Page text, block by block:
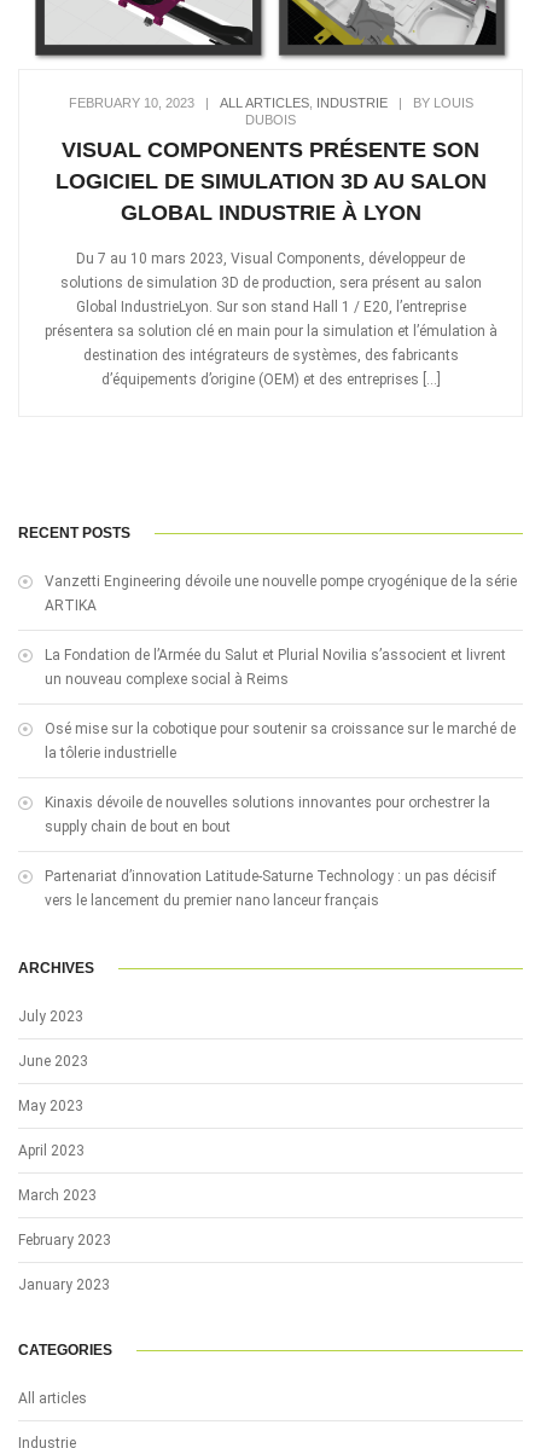
FEBRUARY 10, 2023| ALL ARTICLES, INDUSTRIE|
BY LOUIS
DUBOIS
VISUAL COMPONENTS PRÉSENTE SON
LOGICIEL DE SIMULATION 3D AU SALON
GLOBAL INDUSTRIE À LYON
Du 7 au 10 mars 2023, Visual Components, développeur de
solutions de simulation 3D de production, sera présent au salon
Global IndustrieLyon. Sur son stand Hall 1 / E20, l’entreprise
présentera sa solution clé en main pour la simulation et l’émulation à
destination des intégrateurs de systèmes, des fabricants
d’équipements d’origine (OEM) et des entreprises […]
RECENT POSTS
Vanzetti Engineering dévoile une nouvelle pompe cryogénique de la série
ARTIKA
La Fondation de l’Armée du Salut et Plurial Novilia s’associent et livrent
un nouveau complexe social à Reims
Osé mise sur la cobotique pour soutenir sa croissance sur le marché de
la tôlerie industrielle
Kinaxis dévoile de nouvelles solutions innovantes pour orchestrer la
supply chain de bout en bout
Partenariat d’innovation Latitude-Saturne Technology : un pas décisif
vers le lancement du premier nano lanceur français
ARCHIVES
July 2023
June 2023
May 2023
April 2023
March 2023
February 2023
January 2023
CATEGORIES
All articles
Industrie